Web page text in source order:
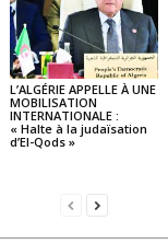
L’ALGÉRIE APPELLE À UNE
MOBILISATION
INTERNATIONALE :
« Halte à la judaïsation
d’El-Qods »